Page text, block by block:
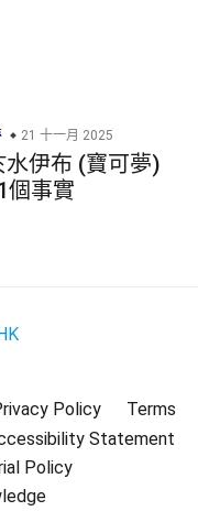
21 十一月 2025
水伊布 (寶可夢)
個事實
Policy
Terms
Statement
Policy